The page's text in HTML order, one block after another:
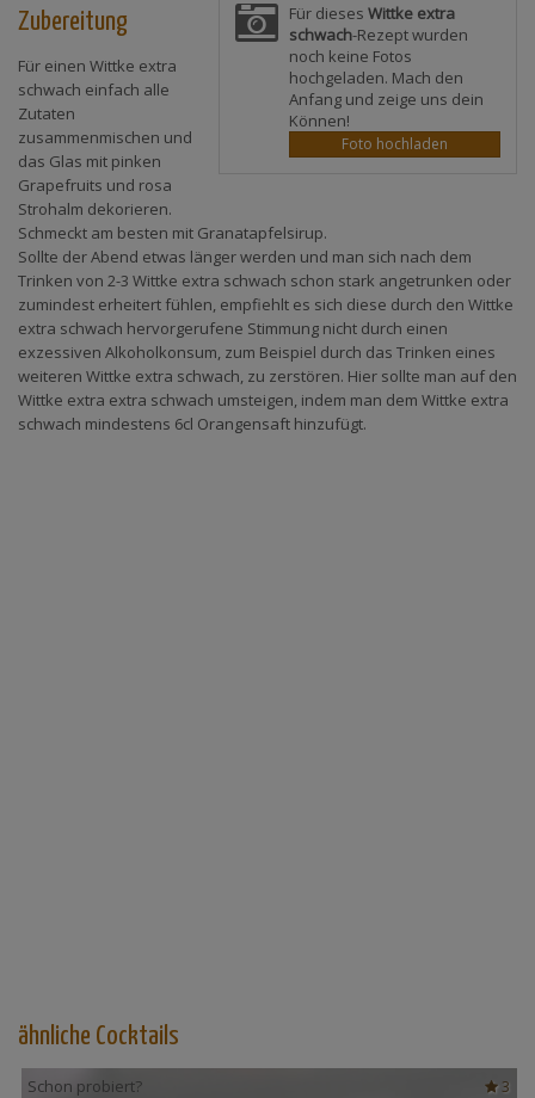
Für dieses Wittke extra
schwach-Rezept wurden
noch keine Fotos
hochgeladen. Mach den
Anfang und zeige uns dein
Können!
Foto hochladen
Zubereitung
Für einen Wittke extra
schwach einfach alle
Zutaten
zusammenmischen und
das Glas mit pinken
Grapefruits und rosa
Strohalm dekorieren.
Schmeckt am besten mit Granatapfelsirup.
Sollte der Abend etwas länger werden und man sich nach dem
Trinken von 2-3 Wittke extra schwach schon stark angetrunken oder
zumindest erheitert fühlen, empfiehlt es sich diese durch den Wittke
extra schwach hervorgerufene Stimmung nicht durch einen
exzessiven Alkoholkonsum, zum Beispiel durch das Trinken eines
weiteren Wittke extra schwach, zu zerstören. Hier sollte man auf den
Wittke extra extra schwach umsteigen, indem man dem Wittke extra
schwach mindestens 6cl Orangensaft hinzufügt.
ähnliche Cocktails
3
Schon probiert?